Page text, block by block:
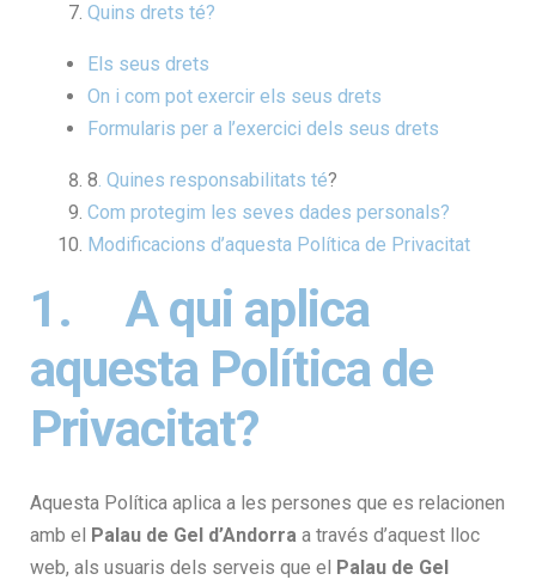
Quins drets té?
Els seus drets
On i com pot exercir els seus drets
Formularis per a l’exercici dels seus drets
8. Quines responsabilitats té?
Com protegim les seves dades personals?
Modificacions d’aquesta Política de Privacitat
1. A qui aplica
aquesta Política de
Privacitat?
Aquesta Política aplica a les persones que es relacionen
amb el Palau de Gel d’Andorra a través d’aquest lloc
web, als usuaris dels serveis que el Palau de Gel